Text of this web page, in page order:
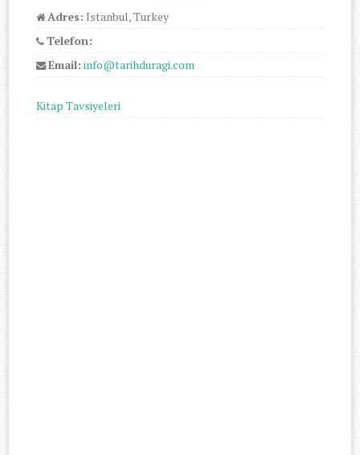
Adres: Istanbul, Turkey
Telefon:
Email: info@tarihduragi.com
Kitap Tavsiyeleri